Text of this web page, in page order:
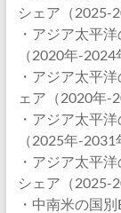
シェア（2025-
・アジア太平
（2020年-2024
・アジア太平
ェア（2020年-
・アジア太平
（2025年-2031
・アジア太平
シェア（2025-
・中南米の国